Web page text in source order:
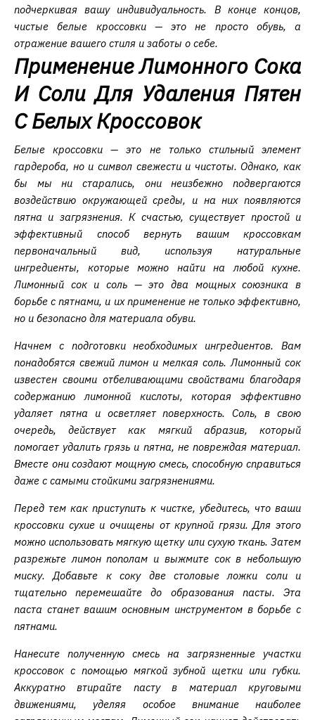
подчеркивая вашу индивидуальность. В конце концов,
чистые белые кроссовки — это не просто обувь, а
отражение вашего стиля и заботы о себе.
Применение Лимонного Сока
И Соли Для Удаления Пятен
С Белых Кроссовок
Белые кроссовки — это не только стильный элемент
гардероба, но и символ свежести и чистоты. Однако, как
бы мы ни старались, они неизбежно подвергаются
воздействию окружающей среды, и на них появляются
пятна и загрязнения. К счастью, существует простой и
эффективный способ вернуть вашим кроссовкам
первоначальный вид, используя натуральные
ингредиенты, которые можно найти на любой кухне.
Лимонный сок и соль — это два мощных союзника в
борьбе с пятнами, и их применение не только эффективно,
но и безопасно для материала обуви.
Начнем с подготовки необходимых ингредиентов. Вам
понадобятся свежий лимон и мелкая соль. Лимонный сок
известен своими отбеливающими свойствами благодаря
содержанию лимонной кислоты, которая эффективно
удаляет пятна и осветляет поверхность. Соль, в свою
очередь, действует как мягкий абразив, который
помогает удалить грязь и пятна, не повреждая материал.
Вместе они создают мощную смесь, способную справиться
даже с самыми стойкими загрязнениями.
Перед тем как приступить к чистке, убедитесь, что ваши
кроссовки сухие и очищены от крупной грязи. Для этого
можно использовать мягкую щетку или сухую ткань. Затем
разрежьте лимон пополам и выжмите сок в небольшую
миску. Добавьте к соку две столовые ложки соли и
тщательно перемешайте до образования пасты. Эта
паста станет вашим основным инструментом в борьбе с
пятнами.
Нанесите полученную смесь на загрязненные участки
кроссовок с помощью мягкой зубной щетки или губки.
Аккуратно втирайте пасту в материал круговыми
движениями, уделяя особое внимание наиболее